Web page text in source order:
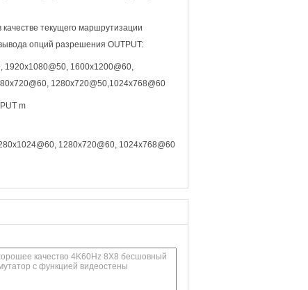
текущего маршрутизации
опций разрешения OUTPUT:
1920x1080@50, 1600x1200@60,
1280x720@50,1024x768@60
m
1280x720@60, 1024x768@60